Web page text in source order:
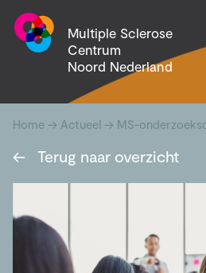
Multiple Sclerose
Centrum
Noord Nederland
Home → Actueel → MS-
← Terug naar overzicht